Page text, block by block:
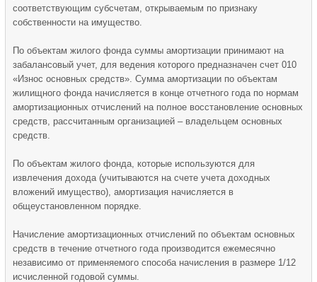
соответствующим субсчетам, открываемым по признаку
собственности на имущество.
По объектам жилого фонда суммы амортизации принимают на
забалансовый учет, для ведения которого предназначен счет 010
«Износ основных средств». Сумма амортизации по объектам
жилищного фонда начисляется в конце отчетного года по нормам
амортизационных отчислений на полное восстановление основных
средств, рассчитанным организацией – владельцем основных
средств.
По объектам жилого фонда, которые используются для
извлечения дохода (учитываются на счете учета доходных
вложений имущество), амортизация начисляется в
общеустановленном порядке.
Начисление амортизационных отчислений по объектам основных
средств в течение отчетного года производится ежемесячно
независимо от применяемого способа начисления в размере 1/12
исчисленной годовой суммы.